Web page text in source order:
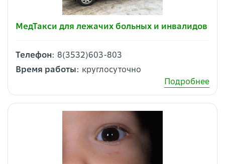
МедТакси для лежачих больных и инвалидов
Телефон: 8(3532)603-803
Время работы: круглосуточно
Подробнее